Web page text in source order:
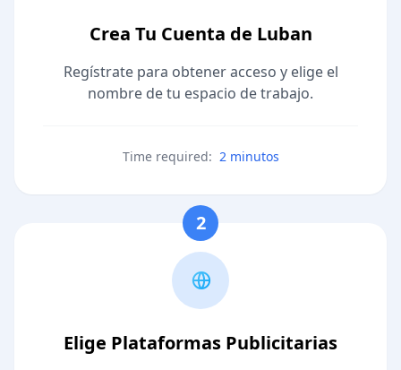
Crea Tu Cuenta de Luban
Regístrate para obtener acceso y elige el
nombre de tu espacio de trabajo.
Time required: 2 minutos
2
Elige Plataformas Publicitarias